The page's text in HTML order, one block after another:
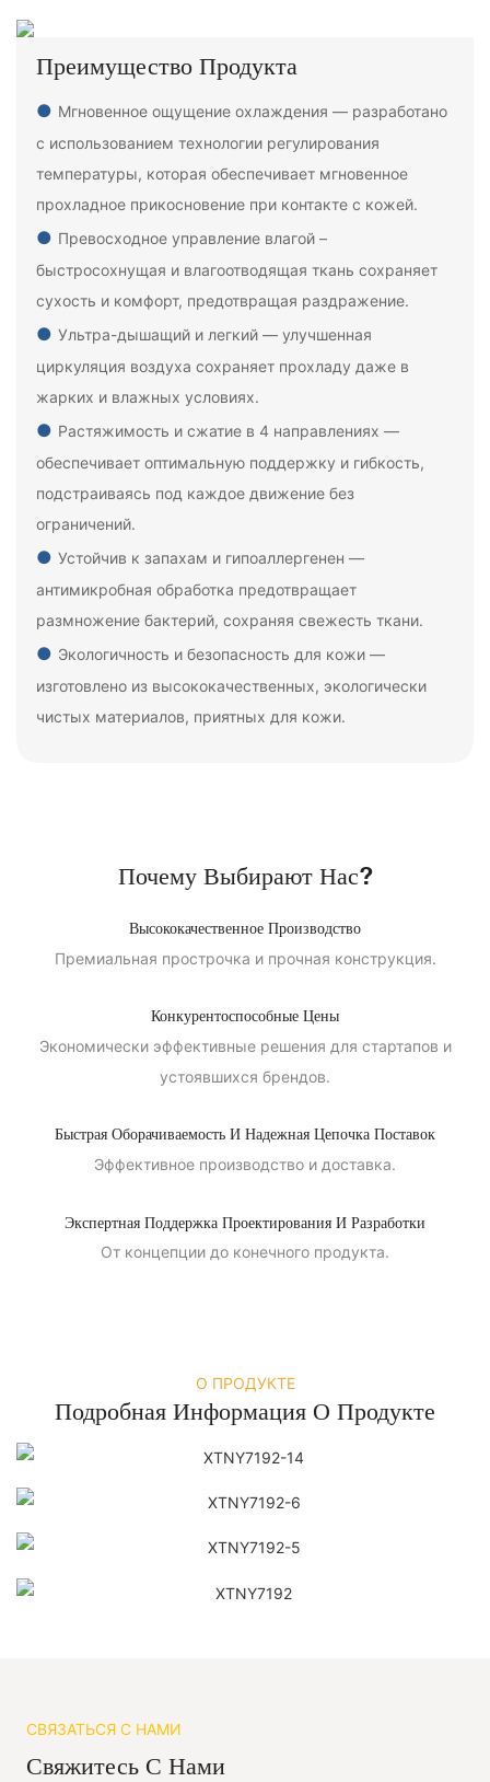
Преимущество Продукта
● Мгновенное ощущение охлаждения — разработано
с использованием технологии регулирования
температуры, которая обеспечивает мгновенное
прохладное прикосновение при контакте с кожей.
● Превосходное управление влагой –
быстросохнущая и влагоотводящая ткань сохраняет
сухость и комфорт, предотвращая раздражение.
● Ультра-дышащий и легкий — улучшенная
циркуляция воздуха сохраняет прохладу даже в
жарких и влажных условиях.
● Растяжимость и сжатие в 4 направлениях —
обеспечивает оптимальную поддержку и гибкость,
подстраиваясь под каждое движение без
ограничений.
● Устойчив к запахам и гипоаллергенен —
антимикробная обработка предотвращает
размножение бактерий, сохраняя свежесть ткани.
● Экологичность и безопасность для кожи —
изготовлено из высококачественных, экологически
чистых материалов, приятных для кожи.
Почему Выбирают Нас?
Высококачественное Производство
Премиальная прострочка и прочная конструкция.
Конкурентоспособные Цены
Экономически эффективные решения для стартапов и
устоявшихся брендов.
Быстрая Оборачиваемость И Надежная Цепочка Поставок
Эффективное производство и доставка.
Экспертная Поддержка Проектирования И Разработки
От концепции до конечного продукта.
О ПРОДУКТЕ
Подробная Информация О Продукте
СВЯЗАТЬСЯ С НАМИ
Свяжитесь С Нами